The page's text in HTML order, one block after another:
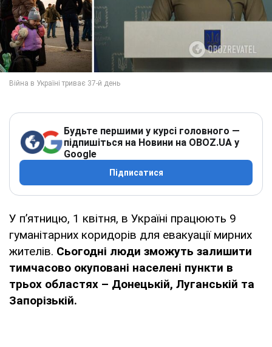
Будьте першими у курсі головного —
підпишіться на Новини на OBOZ.UA у
Google
Підписатися
У п’ятницю, 1 квітня, в Україні працюють 9
гуманітарних коридорів для евакуації мирних
жителів. Сьогодні люди зможуть залишити
тимчасово окуповані населені пункти в
трьох областях – Донецькій, Луганській та
Запорізькій.